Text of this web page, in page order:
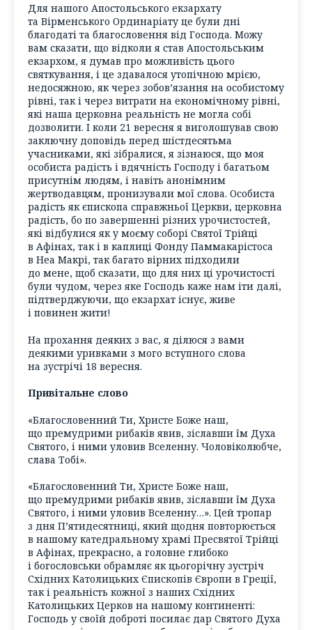
Для нашого Апостольського екзархату
та Вірменського Ординаріату це були дні
благодаті та благословення від Господа. Можу
вам сказати, що відколи я став Апостольським
екзархом, я думав про можливість цього
святкування, і це здавалося утопічною мрією,
недосяжною, як через зобов’язання на особистому
рівні, так і через витрати на економічному рівні,
які наша церковна реальність не могла собі
дозволити. І коли 21 вересня я виголошував свою
заключну доповідь перед шістдесятьма
учасниками, які зібралися, я зізнаюся, що моя
особиста радість і вдячність Господу і багатьом
присутнім людям, і навіть анонімним
жертводавцям, пронизували мої слова. Особиста
радість як єпископа справжньої Церкви, церковна
радість, бо по завершенні різних урочистостей,
які відбулися як у моєму соборі Святої Трійці
в Афінах, так і в каплиці Фонду Паммакарістоса
в Неа Макрі, так багато вірних підходили
до мене, щоб сказати, що для них ці урочистості
були чудом, через яке Господь каже нам іти далі,
підтверджуючи, що екзархат існує, живе
і повинен жити!
На прохання деяких з вас, я ділюся з вами
деякими уривками з мого вступного слова
на зустрічі 18 вересня.
Привітальне слово
«Благословенний Ти, Христе Боже наш,
що премудрими рибаків явив, зіславши їм Духа
Святого, і ними уловив Вселенну. Чоловіколюбче,
слава Тобі».
«Благословенний Ти, Христе Боже наш,
що премудрими рибаків явив, зіславши їм Духа
Святого, і ними уловив Вселенну…». Цей тропар
з дня П’ятидесятниці, який щодня повторюється
в нашому катедральному храмі Пресвятої Трійці
в Афінах, прекрасно, а головне глибоко
і богословськи обрамляє як цьогорічну зустріч
Східних Католицьких Єпископів Європи в Греції,
так і реальність кожної з наших Східних
Католицьких Церков на нашому континенті:
Господь у своїй доброті посилає дар Святого Духа